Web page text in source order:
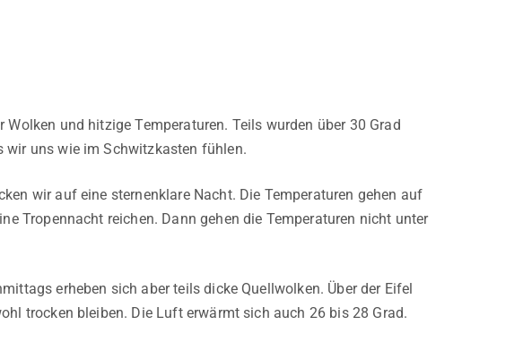
und hitzige Temperaturen. Teils wurden über 30 Grad
wir uns wie im Schwitzkasten fühlen.
wir auf eine sternenklare Nacht. Die Temperaturen gehen auf
Tropennacht reichen. Dann gehen die Temperaturen nicht unter
erheben sich aber teils dicke Quellwolken. Über der Eifel
trocken bleiben. Die Luft erwärmt sich auch 26 bis 28 Grad.